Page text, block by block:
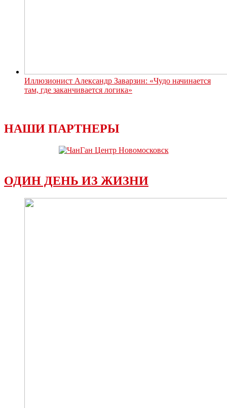
Иллюзионист Александр Заварзин: «Чудо начинается
там, где заканчивается логика»
НАШИ ПАРТНЕРЫ
ОДИН ДЕНЬ ИЗ ЖИЗНИ